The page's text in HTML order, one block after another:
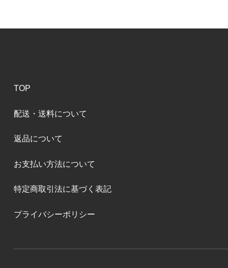
TOP
配送・送料について
返品について
お支払い方法について
特定商取引法に基づく表記
プライバシーポリシー